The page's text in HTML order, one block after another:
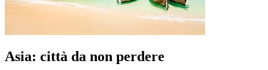
Asia: città da non perdere